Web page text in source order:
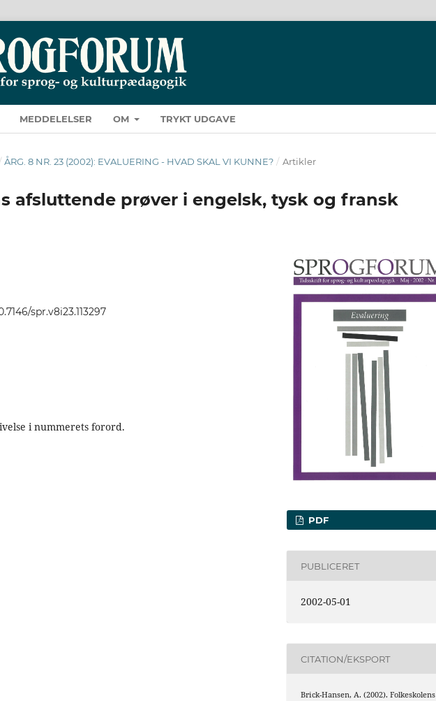
MEDDELELSER OM TRYKT UDGAVE
/ ÅRG. 8 NR. 23 (2002): EVALUERING - HVAD SKAL VI KUNNE? / Artikler
afsluttende prøver i engelsk, tysk og fransk
spr.v8i23.113297
i nummerets forord.
PDF
PUBLICERET
2002-05-01
CITATION/EKSPORT
Brick-Hansen, A. (2002). Folkeskolens